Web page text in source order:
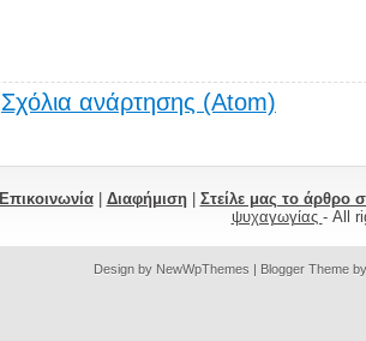
Σχόλια ανάρτησης (Atom)
Επικοινωνία| Διαφήμιση| Στείλε μας το άρθρο
ψυχαγωγίας - All
Design by NewWpThemes | Blogger Theme